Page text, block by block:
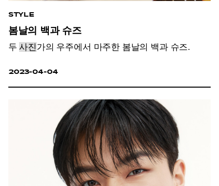
STYLE
봄날의 백과 슈즈
두 사진가의 우주에서 마주한 봄날의 백과 슈즈.
2023-04-04